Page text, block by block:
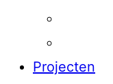
Projecten